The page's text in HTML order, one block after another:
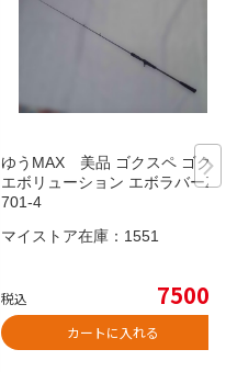
ゆうMAX 美品 ゴクスペ ゴク
エボリューション エボラバーZZ
701-4
マイストア在庫： 1551
税込 7500
カートに入れる